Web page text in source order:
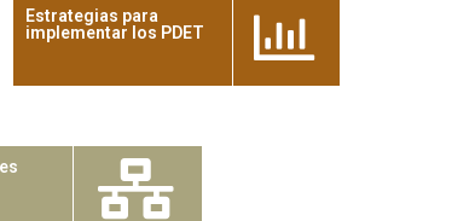
Estrategias para
implementar los PDET